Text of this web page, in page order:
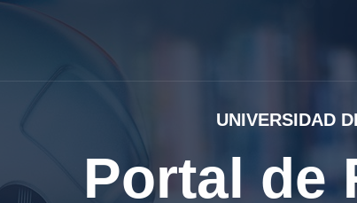
¿Cómo